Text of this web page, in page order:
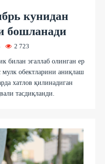
кунидан
бошланади
2 723
билан эгаллаб олинган ер
мулк обектларини аниқлаш
хатлов қилинадиган
тасдиқланди.